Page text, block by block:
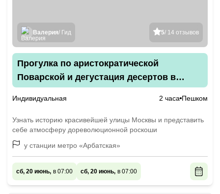
5/ 14 отзывов
Валерия/ Гид
Прогулка по аристократической
Поварской и дегустация десертов в
Индивидуальная 2 часа Пешком
Узнать историю красивейшей улицы Москвы и представить
себе атмосферу дореволюционной роскоши
у станции метро «Арбатская»
сб, 20 июнь, в 07:00 сб, 20 июнь, в 07:00